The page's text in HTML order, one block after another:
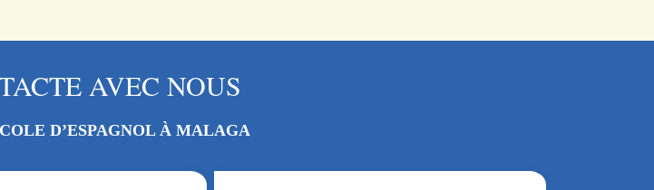
AVEC NOUS
D’ESPAGNOL À MALAGA